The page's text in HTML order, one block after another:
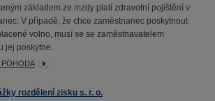
základem ze mzdy platí zdravotní pojištění v
V případě, že chce zaměstnanec poskytnout
volno, musí se se zaměstnavatelem
jej poskytne.
POHODA
rozdělení zisku s. r. o.